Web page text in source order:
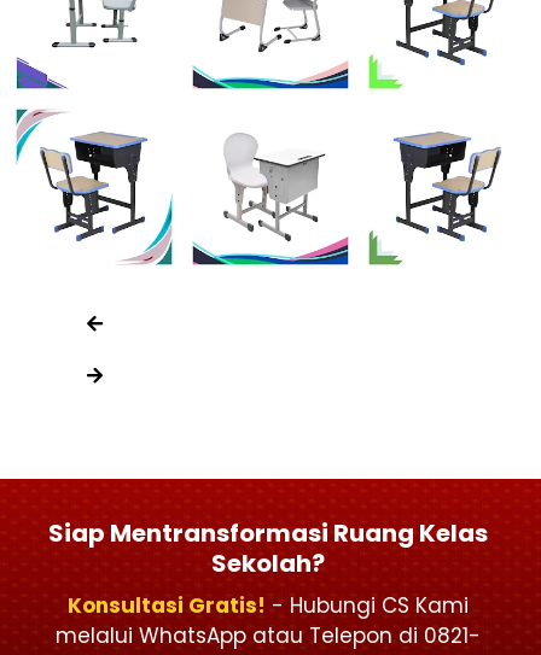
Siap Mentransformasi Ruang Kelas
Sekolah?
Konsultasi Gratis! - Hubungi CS Kami
melalui WhatsApp atau Telepon di 0821-